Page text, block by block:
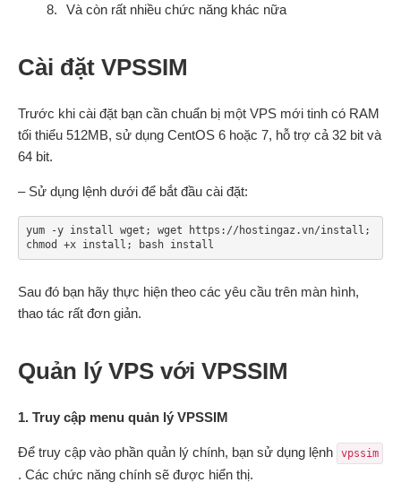
Và còn rất nhiều chức năng khác nữa
Cài đặt VPSSIM
Trước khi cài đặt bạn cần chuẩn bị một VPS mới tinh có RAM
tối thiểu 512MB, sử dụng CentOS 6 hoặc 7, hỗ trợ cả 32 bit và
64 bit.
– Sử dụng lệnh dưới để bắt đầu cài đặt:
yum -y install wget; wget https://hostingaz.vn/install;
chmod +x install; bash install
Sau đó bạn hãy thực hiện theo các yêu cầu trên màn hình,
thao tác rất đơn giản.
Quản lý VPS với VPSSIM
1. Truy cập menu quản lý VPSSIM
Để truy cập vào phần quản lý chính, bạn sử dụng lệnh vpssim
. Các chức năng chính sẽ được hiển thị.